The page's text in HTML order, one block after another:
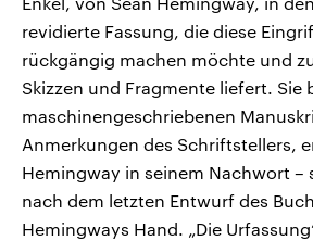
revidierte Fassung, die diese
rückgängig machen möchte und
Skizzen und Fragmente liefert. Sie
maschinengeschriebenen
Anmerkungen des Schriftstellers,
Hemingway in seinem Nachwort –
nach dem letzten Entwurf des
Hemingways Hand. „Die